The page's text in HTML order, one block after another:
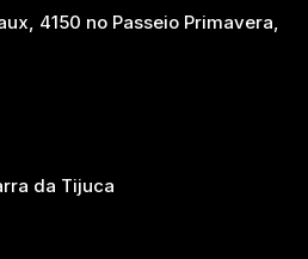
4150 no Passeio Primavera,
da Tijuca